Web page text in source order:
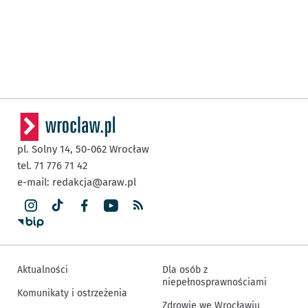
pl. Solny 14, 50-062 Wrocław
tel. 71 776 71 42
e-mail: redakcja@araw.pl
Aktualności
Komunikaty i ostrzeżenia
Dla osób z
niepełnosprawnościami